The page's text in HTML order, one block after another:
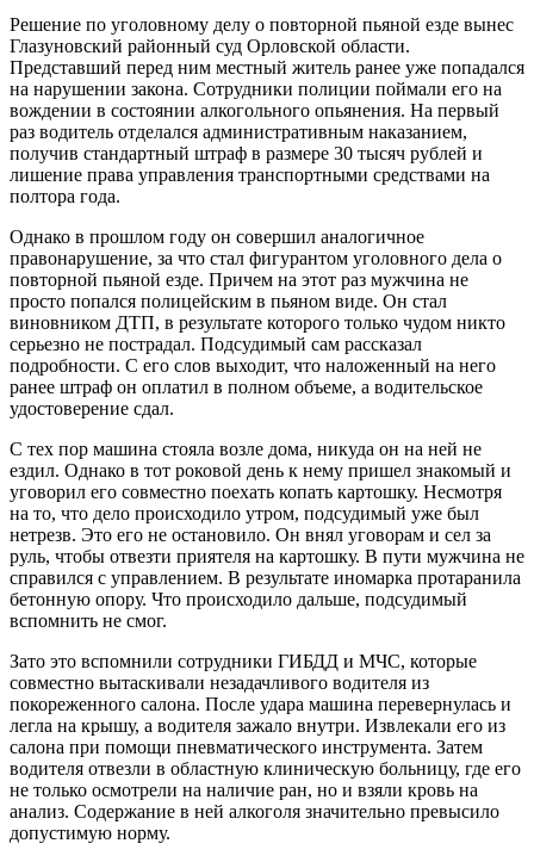
Решение по уголовному делу о повторной пьяной езде вынес
Глазуновский районный суд Орловской области.
Представший перед ним местный житель ранее уже попадался
на нарушении закона. Сотрудники полиции поймали его на
вождении в состоянии алкогольного опьянения. На первый
раз водитель отделался административным наказанием,
получив стандартный штраф в размере 30 тысяч рублей и
лишение права управления транспортными средствами на
полтора года.
Однако в прошлом году он совершил аналогичное
правонарушение, за что стал фигурантом уголовного дела о
повторной пьяной езде. Причем на этот раз мужчина не
просто попался полицейским в пьяном виде. Он стал
виновником ДТП, в результате которого только чудом никто
серьезно не пострадал. Подсудимый сам рассказал
подробности. С его слов выходит, что наложенный на него
ранее штраф он оплатил в полном объеме, а водительское
удостоверение сдал.
С тех пор машина стояла возле дома, никуда он на ней не
ездил. Однако в тот роковой день к нему пришел знакомый и
уговорил его совместно поехать копать картошку. Несмотря
на то, что дело происходило утром, подсудимый уже был
нетрезв. Это его не остановило. Он внял уговорам и сел за
руль, чтобы отвезти приятеля на картошку. В пути мужчина не
справился с управлением. В результате иномарка протаранила
бетонную опору. Что происходило дальше, подсудимый
вспомнить не смог.
Зато это вспомнили сотрудники ГИБДД и МЧС, которые
совместно вытаскивали незадачливого водителя из
покореженного салона. После удара машина перевернулась и
легла на крышу, а водителя зажало внутри. Извлекали его из
салона при помощи пневматического инструмента. Затем
водителя отвезли в областную клиническую больницу, где его
не только осмотрели на наличие ран, но и взяли кровь на
анализ. Содержание в ней алкоголя значительно превысило
допустимую норму.